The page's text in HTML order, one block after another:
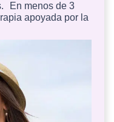
En menos de 3
apoyada por la